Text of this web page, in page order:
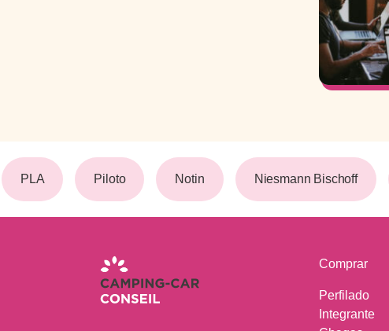
PLA Piloto Notin Niesmann Bischoff
Comprar
Perfilado
Integrante